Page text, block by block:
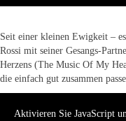
Seit einer kleinen Ewigkeit –
Rossi mit seiner Gesangs-
Herzens (The Music Of My
die einfach gut zusammen
Aktivieren Sie JavaScript